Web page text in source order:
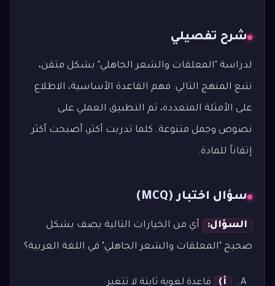
شرح تفصيلي
لدراسة "المعلقات والشعر الجاهلي" بشكل متقن،
نتبع المنهج التالي: فهم القاعدة الأساسية، الاطلاع
على الأمثلة المتعددة، ثم التطبيق العملي على
نصوص وجمل متنوعة. كلما تدربت أكثر، أصبحت أكثر
إتقاناً للمادة.
سؤال اختبار (MCQ)
السؤال: أي من الخيارات التالية يصف بشكل
صحيح "المعلقات والشعر الجاهلي" في اللغة العربية؟
أ)
قاعدة لغوية ثابتة لا تتغير